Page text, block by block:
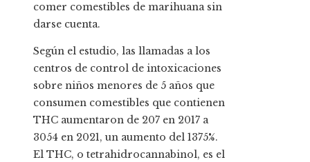
comer comestibles de marihuana sin
darse cuenta.
Según el estudio, las llamadas a los
centros de control de intoxicaciones
sobre niños menores de 5 años que
consumen comestibles que contienen
THC aumentaron de 207 en 2017 a
3054 en 2021, un aumento del 1375%.
El THC, o tetrahidrocannabinol, es el